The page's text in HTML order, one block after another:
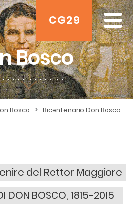
CG29
Bosco
Bosco > Bicentenario Don Bosco
del Rettor Maggiore
DON BOSCO, 1815-2015